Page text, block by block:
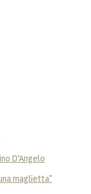
D'Angelo
maglietta"